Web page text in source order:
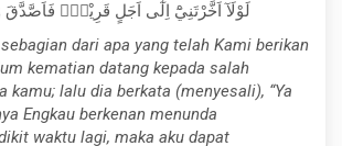
لَوْلَآ اَخَّرْتَنِيْٓ اِلٰٓى اَجَلٍ قَرِيْبٍۚ فَاَصَّدَّقَ
dari apa yang telah Kami berikan
kematian datang kepada salah
kamu; lalu dia berkata (menyesali), “Ya
Engkau berkenan menunda
waktu lagi, maka aku dapat